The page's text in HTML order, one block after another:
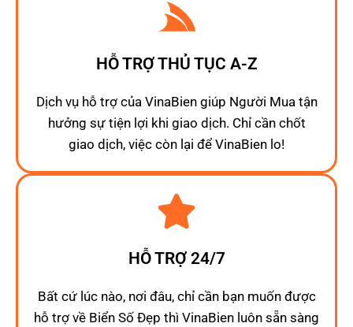
HỖ TRỢ THỦ TỤC A-Z
Dịch vụ hỗ trợ của VinaBien giúp Người Mua tận
hưởng sự tiện lợi khi giao dịch. Chỉ cần chốt
giao dịch, việc còn lại để VinaBien lo!
HỖ TRỢ 24/7
Bất cứ lúc nào, nơi đâu, chỉ cần bạn muốn được
hỗ trợ về Biển Số Đẹp thì VinaBien luôn sẵn sàng